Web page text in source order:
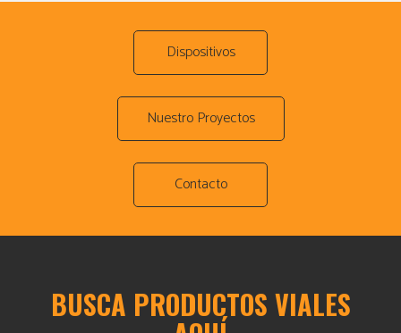
Dispositivos
Nuestro Proyectos
Contacto
BUSCA PRODUCTOS VIALES